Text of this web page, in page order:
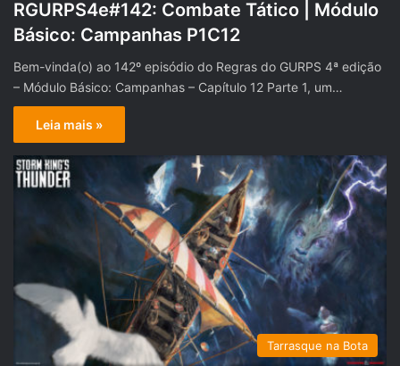
RGURPS4e#142: Combate Tático | Módulo
Básico: Campanhas P1C12
Bem-vinda(o) ao 142º episódio do Regras do GURPS 4ª edição
– Módulo Básico: Campanhas – Capítulo 12 Parte 1, um…
Leia mais »
Tarrasque na Bota